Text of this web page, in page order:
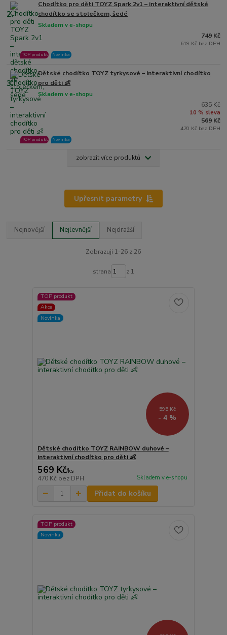
2.
Chodítko pro děti TOYZ Spark 2v1 – interaktivní dětské
chodítko se stolečkem, šedé
Skladem v e-shopu
TOP produkt Novinka
749 Kč
619 Kč bez DPH
3.
Dětské chodítko TOYZ tyrkysové – interaktivní chodítko
pro děti 👶
Skladem v e-shopu
TOP produkt Novinka
635 Kč
10 % sleva
569 Kč
470 Kč bez DPH
zobrazit více produktů
Upřesnit parametry
Nejnovější Nejlevnější Nejdražší
Zobrazuji 1-26 z 26
strana z 1
TOP produkt
Akce
Novinka
595 Kč
- 4 %
Dětské chodítko TOYZ RAINBOW duhové –
interaktivní chodítko pro děti 👶
569 Kč/ks
470 Kč bez DPH Skladem v e-shopu
Přidat do košíku
TOP produkt
Novinka